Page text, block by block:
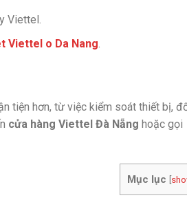
Viettel.
Viettel o Da Nang.
tiện hơn, từ việc kiểm soát thiết bị,
cửa hàng Viettel Đà Nẵng hoặc gọi
Mục lục [